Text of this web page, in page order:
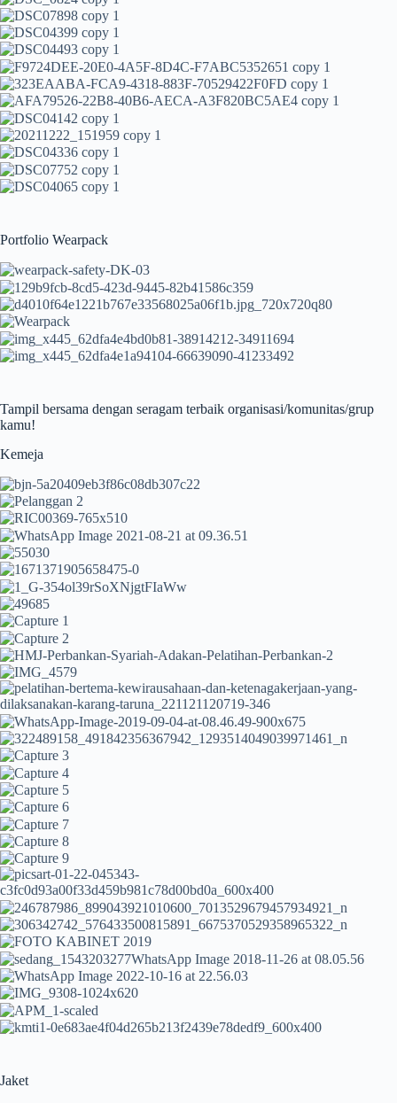
Portfolio Wearpack
Tampil bersama dengan seragam terbaik organisasi/komunitas/grup
kamu!
Kemeja
Jaket